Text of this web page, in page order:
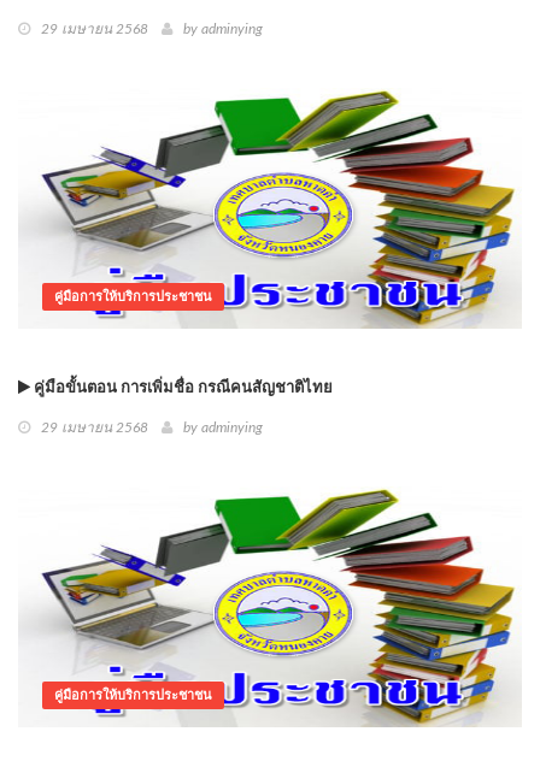
29 เมษายน 2568 by adminying
คู่มือการให้บริการประชาชน
คู่มือขั้นตอน การเพิ่มชื่อ กรณีคนสัญชาติไทย
29 เมษายน 2568 by adminying
คู่มือการให้บริการประชาชน